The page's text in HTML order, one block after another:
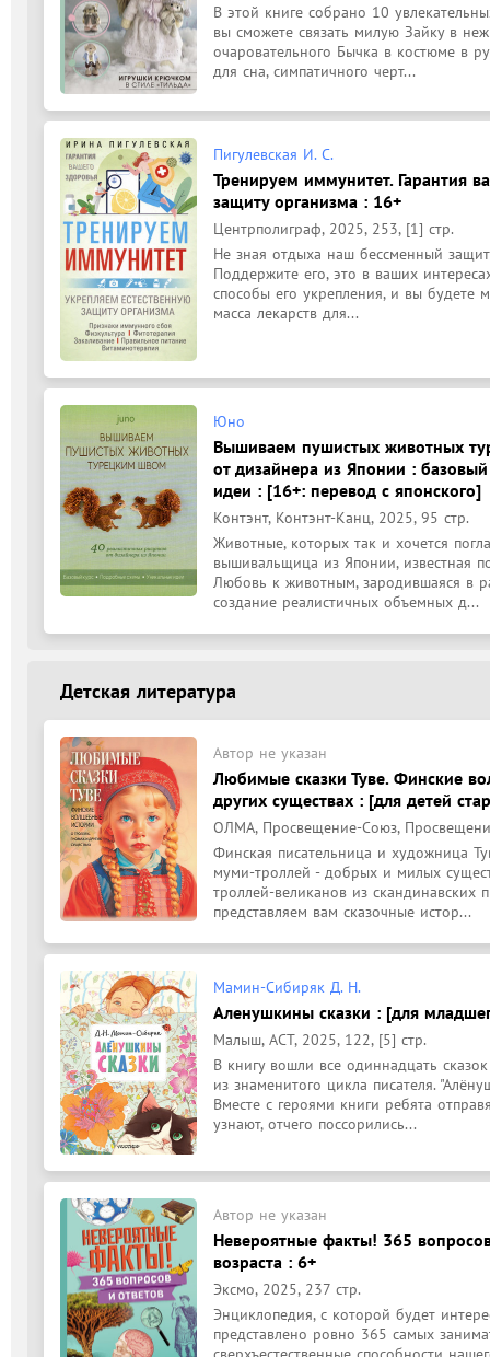
В этой книге собрано 10
вы сможете связать милую Зайку в
очаровательного Бычка в костюме в
для сна, симпатичного черт...
Пигулевская И. С.
Тренируем иммунитет. Гарантия
защиту организма : 16+
Центрполиграф, 2025, 253, [1] стр.
Не зная отдыха наш бессменный
Поддержите его, это в ваших
способы его укрепления, и вы будете
масса лекарств для...
Юно
Вышиваем пушистых животных
от дизайнера из Японии :
идеи : [16+: перевод с японского]
Контэнт, Контэнт-Канц, 2025, 95 стр.
Животные, которых так и хочется
вышивальщица из Японии, известная
Любовь к животным, зародившаяся в
создание реалистичных объемных д...
Детская литература
Автор не указан
Любимые сказки Туве. Финские
других существах : [для детей
ОЛМА, Просвещение-Союз,
Финская писательница и художница
муми-троллей - добрых и милых
троллей-великанов из
представляем вам сказочные истор...
Мамин-Сибиряк Д. Н.
Аленушкины сказки : [для
Малыш, АСТ, 2025, 122, [5] стр.
В книгу вошли все одиннадцать
из знаменитого цикла писателя.
Вместе с героями книги ребята
узнают, отчего поссорились...
Автор не указан
Невероятные факты! 365
возраста : 6+
Эксмо, 2025, 237 стр.
Энциклопедия, с которой будет
представлено ровно 365 самых